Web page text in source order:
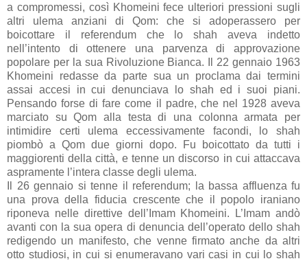
a compromessi, così Khomeini fece ulteriori pressioni sugli
altri ulema anziani di Qom: che si adoperassero per
boicottare il referendum che lo shah aveva indetto
nell’intento di ottenere una parvenza di approvazione
popolare per la sua Rivoluzione Bianca. Il 22 gennaio 1963
Khomeini redasse da parte sua un proclama dai termini
assai accesi in cui denunciava lo shah ed i suoi piani.
Pensando forse di fare come il padre, che nel 1928 aveva
marciato su Qom alla testa di una colonna armata per
intimidire certi ulema eccessivamente facondi, lo shah
piombò a Qom due giorni dopo. Fu boicottato da tutti i
maggiorenti della città, e tenne un discorso in cui attaccava
aspramente l’intera classe degli ulema.
Il 26 gennaio si tenne il referendum; la bassa affluenza fu
una prova della fiducia crescente che il popolo iraniano
riponeva nelle direttive dell’Imam Khomeini. L’Imam andò
avanti con la sua opera di denuncia dell’operato dello shah
redigendo un manifesto, che venne firmato anche da altri
otto studiosi, in cui si enumeravano vari casi in cui lo shah